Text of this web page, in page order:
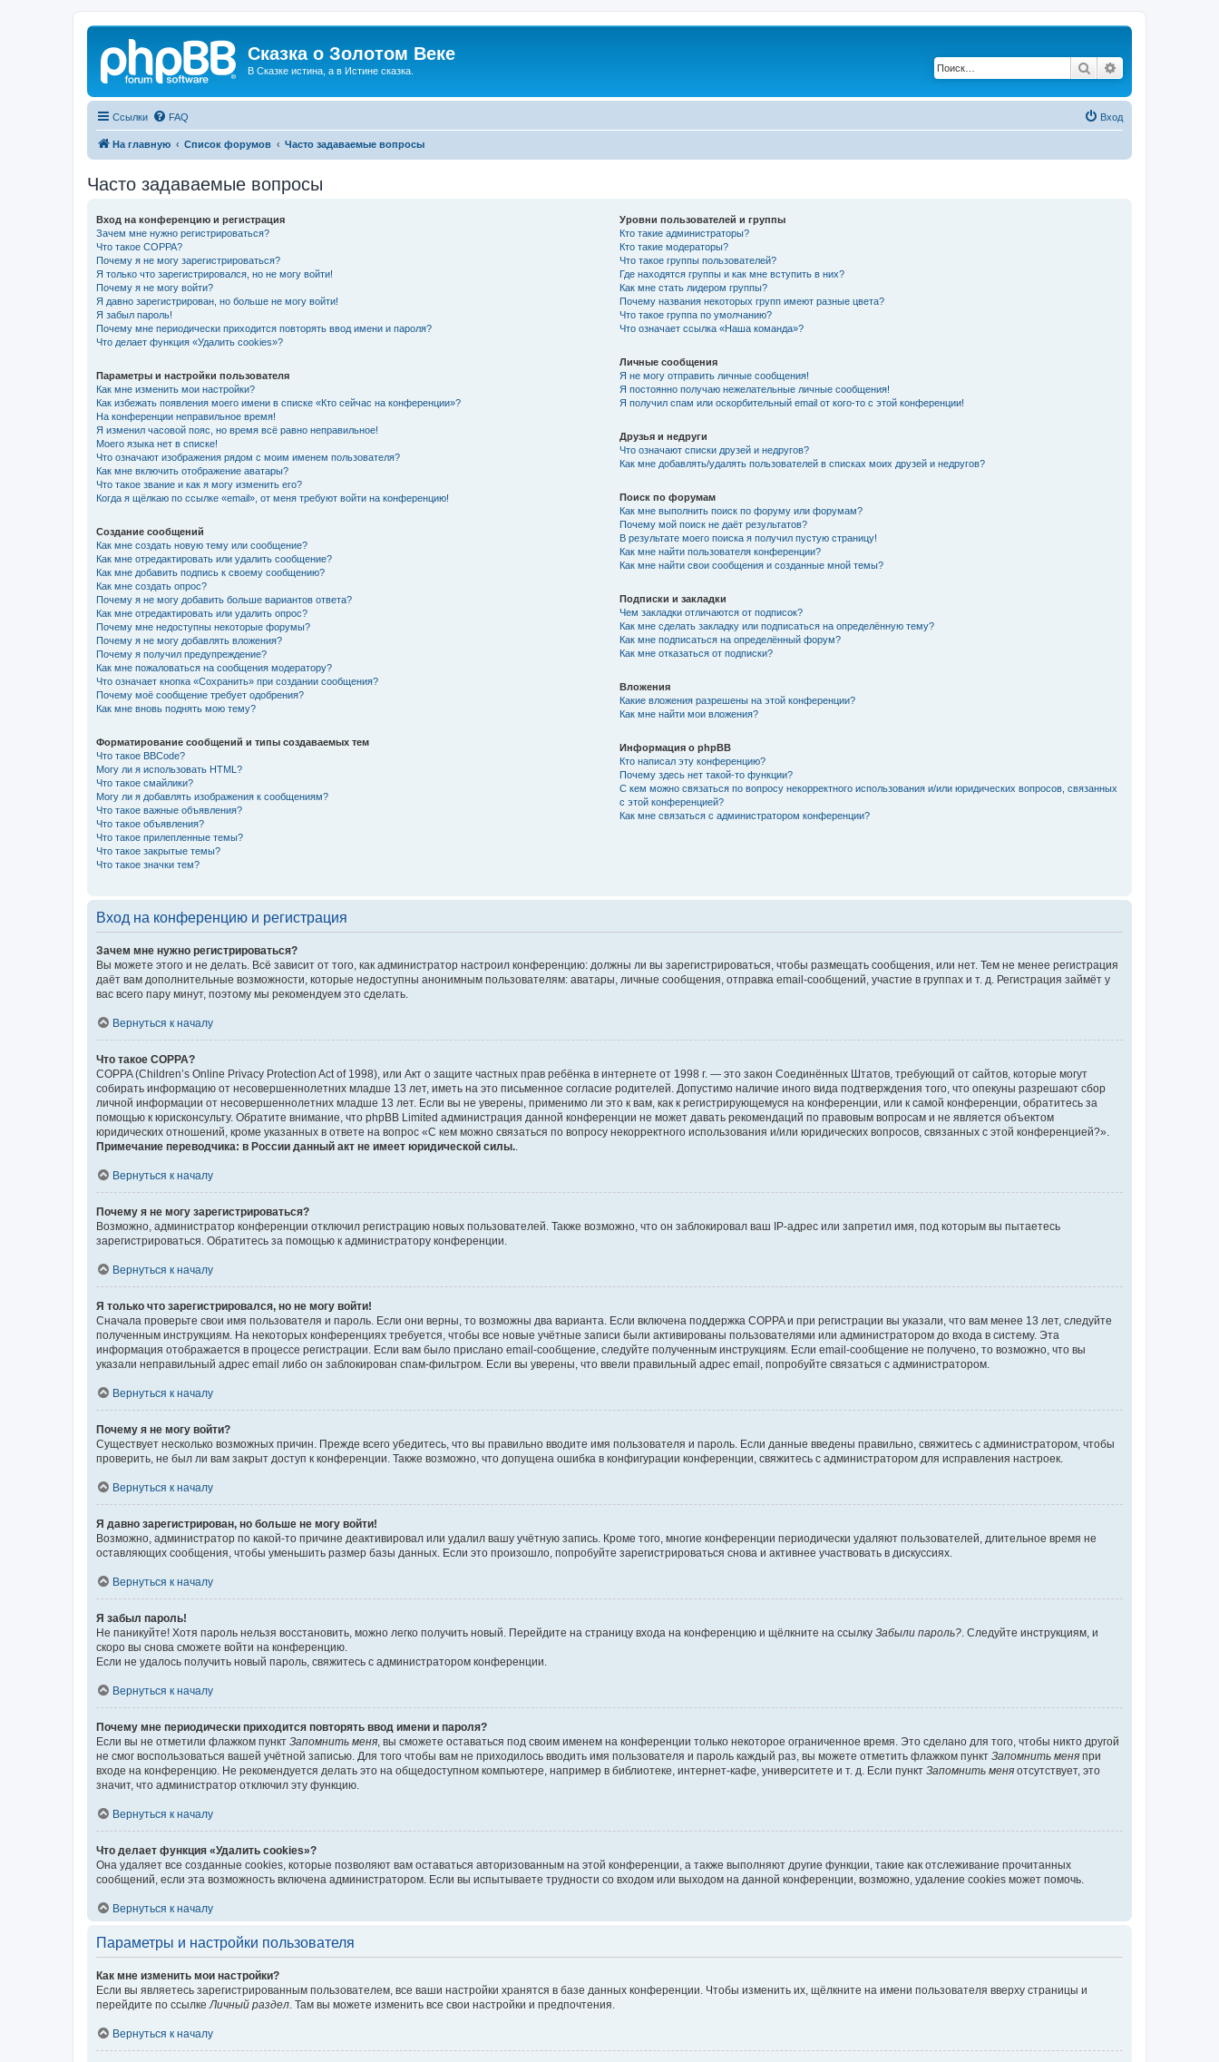
Сказка о Золотом Веке
В Сказке истина, а в Истине сказка. Поиск
Ссылки FAQ Вход
На главную Список форумов Часто задаваемые вопросы
Часто задаваемые вопросы
Вход на конференцию и регистрация
Зачем мне нужно регистрироваться?
Что такое COPPA?
Почему я не могу зарегистрироваться?
Я только что зарегистрировался, но не могу войти!
Почему я не могу войти?
Я давно зарегистрирован, но больше не могу войти!
Я забыл пароль!
Почему мне периодически приходится повторять ввод имени и пароля?
Что делает функция «Удалить cookies»?
Параметры и настройки пользователя
Как мне изменить мои настройки?
Как избежать появления моего имени в списке «Кто сейчас на конференции»?
На конференции неправильное время!
Я изменил часовой пояс, но время всё равно неправильное!
Моего языка нет в списке!
Что означают изображения рядом с моим именем пользователя?
Как мне включить отображение аватары?
Что такое звание и как я могу изменить его?
Когда я щёлкаю по ссылке «email», от меня требуют войти на конференцию!
Создание сообщений
Как мне создать новую тему или сообщение?
Как мне отредактировать или удалить сообщение?
Как мне добавить подпись к своему сообщению?
Как мне создать опрос?
Почему я не могу добавить больше вариантов ответа?
Как мне отредактировать или удалить опрос?
Почему мне недоступны некоторые форумы?
Почему я не могу добавлять вложения?
Почему я получил предупреждение?
Как мне пожаловаться на сообщения модератору?
Что означает кнопка «Сохранить» при создании сообщения?
Почему моё сообщение требует одобрения?
Как мне вновь поднять мою тему?
Форматирование сообщений и типы создаваемых тем
Что такое BBCode?
Могу ли я использовать HTML?
Что такое смайлики?
Могу ли я добавлять изображения к сообщениям?
Что такое важные объявления?
Что такое объявления?
Что такое прилепленные темы?
Что такое закрытые темы?
Что такое значки тем?
Уровни пользователей и группы
Кто такие администраторы?
Кто такие модераторы?
Что такое группы пользователей?
Где находятся группы и как мне вступить в них?
Как мне стать лидером группы?
Почему названия некоторых групп имеют разные цвета?
Что такое группа по умолчанию?
Что означает ссылка «Наша команда»?
Личные сообщения
Я не могу отправить личные сообщения!
Я постоянно получаю нежелательные личные сообщения!
Я получил спам или оскорбительный email от кого-то с этой конференции!
Друзья и недруги
Что означают списки друзей и недругов?
Как мне добавлять/удалять пользователей в списках моих друзей и недругов?
Поиск по форумам
Как мне выполнить поиск по форуму или форумам?
Почему мой поиск не даёт результатов?
В результате моего поиска я получил пустую страницу!
Как мне найти пользователя конференции?
Как мне найти свои сообщения и созданные мной темы?
Подписки и закладки
Чем закладки отличаются от подписок?
Как мне сделать закладку или подписаться на определённую тему?
Как мне подписаться на определённый форум?
Как мне отказаться от подписки?
Вложения
Какие вложения разрешены на этой конференции?
Как мне найти мои вложения?
Информация о phpBB
Кто написал эту конференцию?
Почему здесь нет такой-то функции?
С кем можно связаться по вопросу некорректного использования и/или юридических вопросов, связанных
с этой конференцией?
Как мне связаться с администратором конференции?
Вход на конференцию и регистрация
Зачем мне нужно регистрироваться?
Вы можете этого и не делать. Всё зависит от того, как администратор настроил конференцию: должны ли вы зарегистрироваться, чтобы размещать сообщения, или нет. Тем не менее регистрация
даёт вам дополнительные возможности, которые недоступны анонимным пользователям: аватары, личные сообщения, отправка email-сообщений, участие в группах и т. д. Регистрация займёт у
вас всего пару минут, поэтому мы рекомендуем это сделать.
Вернуться к началу
Что такое COPPA?
COPPA (Children’s Online Privacy Protection Act of 1998), или Акт о защите частных прав ребёнка в интернете от 1998 г. — это закон Соединённых Штатов, требующий от сайтов, которые могут
собирать информацию от несовершеннолетних младше 13 лет, иметь на это письменное согласие родителей. Допустимо наличие иного вида подтверждения того, что опекуны разрешают сбор
личной информации от несовершеннолетних младше 13 лет. Если вы не уверены, применимо ли это к вам, как к регистрирующемуся на конференции, или к самой конференции, обратитесь за
помощью к юрисконсульту. Обратите внимание, что phpBB Limited администрация данной конференции не может давать рекомендаций по правовым вопросам и не является объектом
юридических отношений, кроме указанных в ответе на вопрос «С кем можно связаться по вопросу некорректного использования и/или юридических вопросов, связанных с этой конференцией?».
Примечание переводчика: в России данный акт не имеет юридической силы.
Вернуться к началу
Почему я не могу зарегистрироваться?
Возможно, администратор конференции отключил регистрацию новых пользователей. Также возможно, что он заблокировал ваш IP-адрес или запретил имя, под которым вы пытаетесь
зарегистрироваться. Обратитесь за помощью к администратору конференции.
Вернуться к началу
Я только что зарегистрировался, но не могу войти!
Сначала проверьте свои имя пользователя и пароль. Если они верны, то возможны два варианта. Если включена поддержка COPPA и при регистрации вы указали, что вам менее 13 лет, следуйте
полученным инструкциям. На некоторых конференциях требуется, чтобы все новые учётные записи были активированы пользователями или администратором до входа в систему. Эта
информация отображается в процессе регистрации. Если вам было прислано email-сообщение, следуйте полученным инструкциям. Если email-сообщение не получено, то возможно, что вы
указали неправильный адрес email либо он заблокирован спам-фильтром. Если вы уверены, что ввели правильный адрес email, попробуйте связаться с администратором.
Вернуться к началу
Почему я не могу войти?
Существует несколько возможных причин. Прежде всего убедитесь, что вы правильно вводите имя пользователя и пароль. Если данные введены правильно, свяжитесь с администратором, чтобы
проверить, не был ли вам закрыт доступ к конференции. Также возможно, что допущена ошибка в конфигурации конференции, свяжитесь с администратором для исправления настроек.
Вернуться к началу
Я давно зарегистрирован, но больше не могу войти!
Возможно, администратор по какой-то причине деактивировал или удалил вашу учётную запись. Кроме того, многие конференции периодически удаляют пользователей, длительное время не
оставляющих сообщения, чтобы уменьшить размер базы данных. Если это произошло, попробуйте зарегистрироваться снова и активнее участвовать в дискуссиях.
Вернуться к началу
Я забыл пароль!
Не паникуйте! Хотя пароль нельзя восстановить, можно легко получить новый. Перейдите на страницу входа на конференцию и щёлкните на ссылку Забыли пароль? . Следуйте инструкциям, и
скоро вы снова сможете войти на конференцию.
Если не удалось получить новый пароль, свяжитесь с администратором конференции.
Вернуться к началу
Почему мне периодически приходится повторять ввод имени и пароля?
Если вы не отметили флажком пункт Запомнить меня , вы сможете оставаться под своим именем на конференции только некоторое ограниченное время. Это сделано для того, чтобы никто другой
не смог воспользоваться вашей учётной записью. Для того чтобы вам не приходилось вводить имя пользователя и пароль каждый раз, вы можете отметить флажком пункт Запомнить меня при
входе на конференцию. Не рекомендуется делать это на общедоступном компьютере, например в библиотеке, интернет-кафе, университете и т. д. Если пункт Запомнить меня отсутствует, это
значит, что администратор отключил эту функцию.
Вернуться к началу
Что делает функция «Удалить cookies»?
Она удаляет все созданные cookies, которые позволяют вам оставаться авторизованным на этой конференции, а также выполняют другие функции, такие как отслеживание прочитанных
сообщений, если эта возможность включена администратором. Если вы испытываете трудности со входом или выходом на данной конференции, возможно, удаление cookies может помочь.
Вернуться к началу
Параметры и настройки пользователя
Как мне изменить мои настройки?
Если вы являетесь зарегистрированным пользователем, все ваши настройки хранятся в базе данных конференции. Чтобы изменить их, щёлкните на имени пользователя вверху страницы и
перейдите по ссылке Личный раздел . Там вы можете изменить все свои настройки и предпочтения.
Вернуться к началу